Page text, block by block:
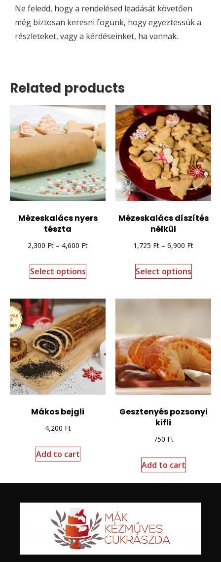
Ne feledd, hogy a rendelésed leadását követően
még biztosan keresni fogunk, hogy egyeztessük a
részleteket, vagy a kérdéseinket, ha vannak.
Related products
Mézeskalács nyers
tészta
2,300 Ft – 4,600 Ft
Select options
Mézeskalács díszítés
nélkül
1,725 Ft – 6,900 Ft
Select options
Mákos bejgli
4,200 Ft
Add to cart
Gesztenyés pozsonyi
kifli
750 Ft
Add to cart